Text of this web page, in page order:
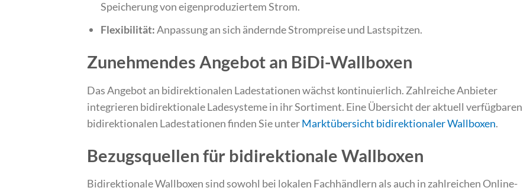
Speicherung von eigenproduziertem Strom.
Flexibilität:Anpassung an sich ändernde Strompreise und Lastspitzen.
Zunehmendes Angebot an BiDi-Wallboxen
Das Angebot an bidirektionalen Ladestationen wächst kontinuierlich. Zahlreiche Anbieter
integrieren bidirektionale Ladesysteme in ihr Sortiment. Eine Übersicht der aktuell verfügbaren
bidirektionalen Ladestationen finden Sie unterMarktübersicht bidirektionaler Wallboxen.
Bezugsquellen für bidirektionale Wallboxen
Bidirektionale Wallboxen sind sowohl bei lokalen Fachhändlern als auch in zahlreichen Online-